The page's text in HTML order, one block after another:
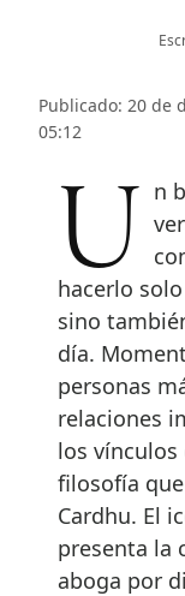
Publicado: 20 de
05:12
Un brindis por lo que
hacerlo
sino
día.
personas
relaciones
los vínculos
filosofía
Cardhu. El
presenta la
aboga por